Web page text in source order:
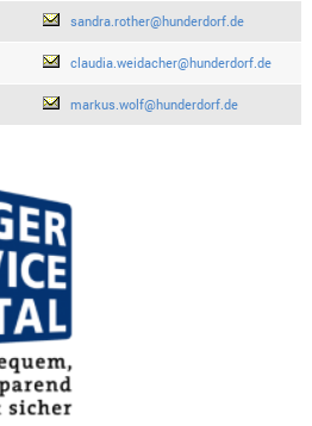
sandra.rother@hunderdorf.de
claudia.weidacher@hunderdorf.de
markus.wolf@hunderdorf.de